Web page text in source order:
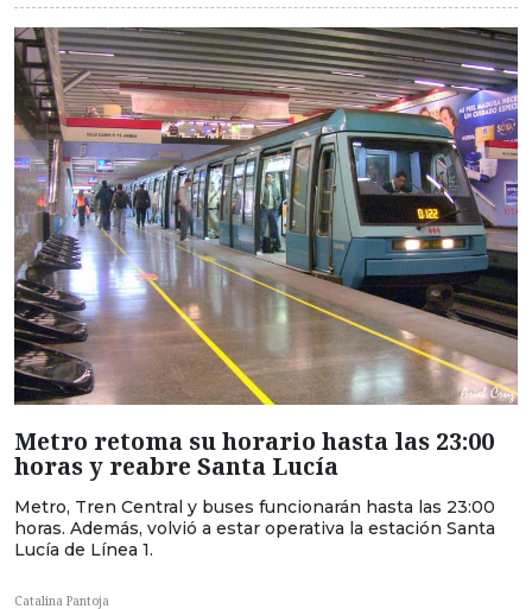
Metro retoma su horario hasta las 23:00
horas y reabre Santa Lucía
Metro, Tren Central y buses funcionarán hasta las 23:00
horas. Además, volvió a estar operativa la estación Santa
Lucía de Línea 1.
Catalina Pantoja